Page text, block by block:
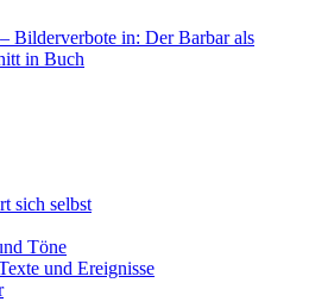
Bilderverbote in: Der Barbar als
in Buch
sich selbst
Töne
und Ereignisse